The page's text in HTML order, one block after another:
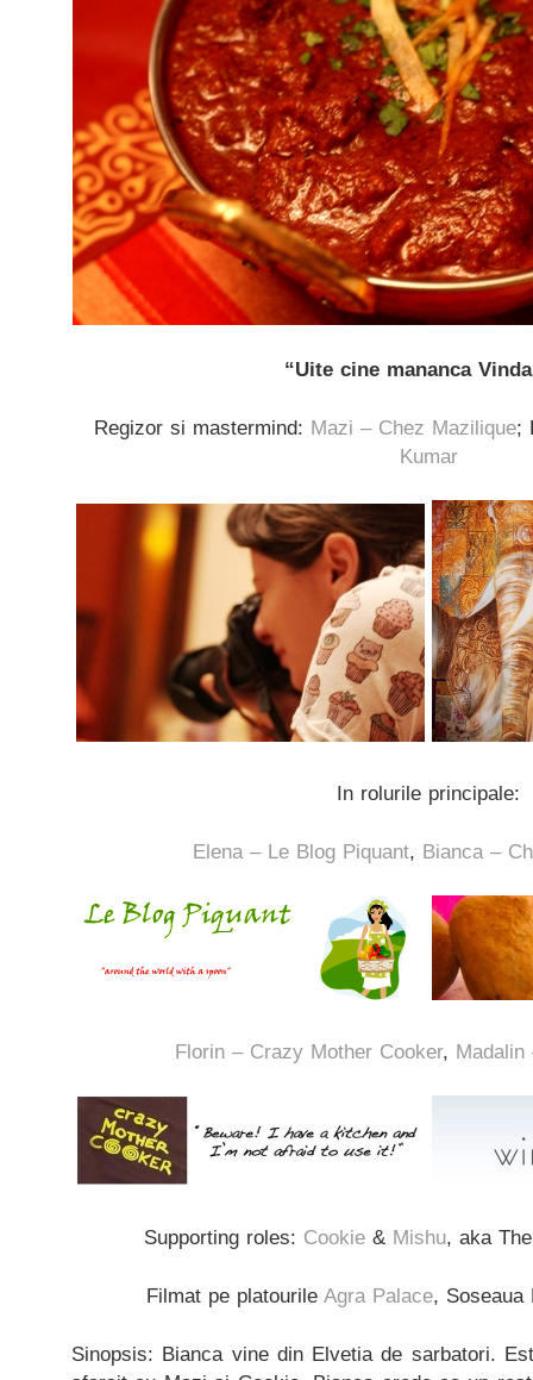
“Uite cine mananca
Regizor si mastermind: Mazi – Chez Mazilique;
Kumar
In rolurile principale:
Elena – Le Blog Piquant, Bianca –
Florin – Crazy Mother Cooker,
Supporting roles: Cookie& Mishu, aka
Filmat pe platourile Agra Palace, Soseaua
Sinopsis: Bianca vine din Elvetia de sarbatori.